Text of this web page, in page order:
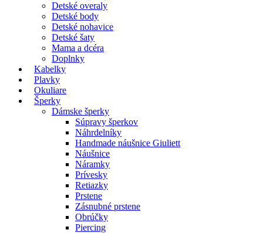
Detské overaly
Detské body
Detské nohavice
Detské šaty
Mama a dcéra
Doplnky
Kabelky
Plavky
Okuliare
Šperky
Dámske šperky
Súpravy šperkov
Náhrdelníky
Handmade náušnice Giuliett
Náušnice
Náramky
Prívesky
Retiazky
Prstene
Zásnubné prstene
Obrúčky
Piercing